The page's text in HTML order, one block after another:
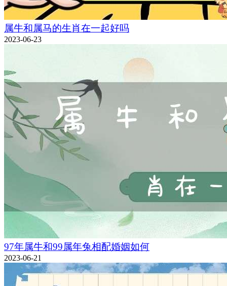
属牛和属马的生肖在一起好吗
2023-06-23
97年属牛和99属年兔相配婚姻如何
2023-06-21